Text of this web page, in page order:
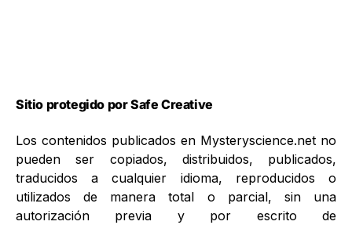
Sitio protegido por Safe Creative
Los contenidos publicados en Mysteryscience.net no
pueden ser copiados, distribuidos, publicados,
traducidos a cualquier idioma, reproducidos o
utilizados de manera total o parcial, sin una
autorización previa y por escrito de